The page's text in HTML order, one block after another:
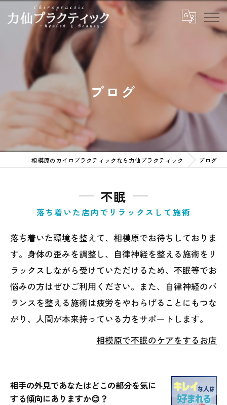
ブログ
相模原のカイロプラクティックなら力仙プラクティック ブログ
不眠
落ち着いた店内でリラックスして施術
落ち着いた環境を整えて、相模原でお待ちしておりま
す。身体の歪みを調整し、自律神経を整える施術をリ
ラックスしながら受けていただけるため、不眠等でお
悩みの方はぜひご利用ください。また、自律神経のバ
ランスを整える施術は疲労をやわらげることにもつな
がり、人間が本来持っている力をサポートします。
相模原で不眠のケアをするお店
相手の外見であなたはどこの部分を気に
する傾向にありますか😊？